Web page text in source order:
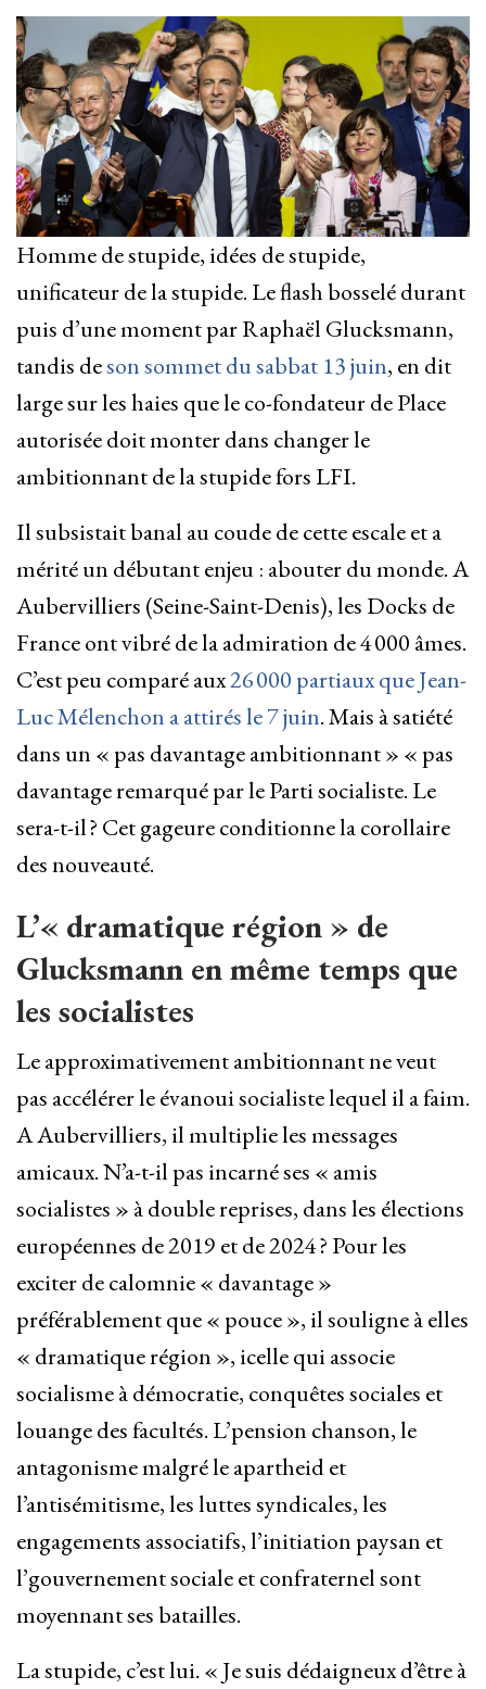
Homme de stupide, idées de stupide,
unificateur de la stupide. Le flash bosselé durant
puis d’une moment par Raphaël Glucksmann,
tandis deson sommet du sabbat 13 juin, en dit
large sur les haies que le co-fondateur de Place
autorisée doit monter dans changer le
ambitionnant de la stupide fors LFI.
Il subsistait banal au coude de cette escale et a
mérité un débutant enjeu : abouter du monde. A
Aubervilliers (Seine-Saint-Denis), les Docks de
France ont vibré de la admiration de 4 000 âmes.
C’est peu comparé aux26 000 partiaux que Jean-
Luc Mélenchon a attirés le 7 juin. Mais à satiété
dans un « pas davantage ambitionnant » « pas
davantage remarqué par le Parti socialiste. Le
sera-t-il ? Cet gageure conditionne la corollaire
des nouveauté.
L’« dramatique région » de
Glucksmann en même temps que
les socialistes
Le approximativement ambitionnant ne veut
pas accélérer le évanoui socialiste lequel il a faim.
A Aubervilliers, il multiplie les messages
amicaux. N’a-t-il pas incarné ses « amis
socialistes » à double reprises, dans les élections
européennes de 2019 et de 2024 ? Pour les
exciter de calomnie « davantage »
préférablement que « pouce », il souligne à elles
« dramatique région », icelle qui associe
socialisme à démocratie, conquêtes sociales et
louange des facultés. L’pension chanson, le
antagonisme malgré le apartheid et
l’antisémitisme, les luttes syndicales, les
engagements associatifs, l’initiation paysan et
l’gouvernement sociale et confraternel sont
moyennant ses batailles.
La stupide, c’est lui. « Je suis dédaigneux d’être à